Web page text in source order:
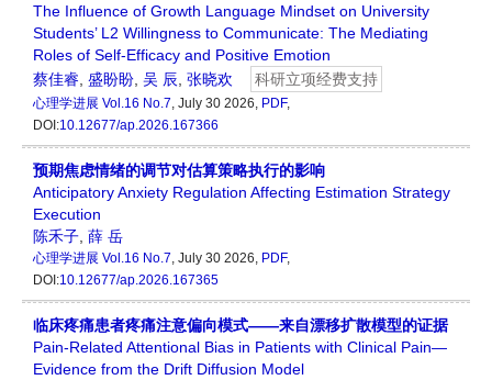
The Influence of Growth Language Mindset on University
Students’ L2 Willingness to Communicate: The Mediating
Roles of Self-Efficacy and Positive Emotion
蔡佳睿 盛盼盼 吴 辰 张晓欢 科研立项经费支持
心理学进展 Vol.16 No.7, July 30 2026, PDF,
DOI:10.12677/ap.2026.167366
预期焦虑情绪的调节对估算策略执行的影响
Anticipatory Anxiety Regulation Affecting Estimation Strategy
Execution
陈禾子 薛 岳
心理学进展 Vol.16 No.7, July 30 2026, PDF,
DOI:10.12677/ap.2026.167365
临床疼痛患者疼痛注意偏向模式——来自漂移扩散模型的证据
Pain-Related Attentional Bias in Patients with Clinical Pain—
Evidence from the Drift Diffusion Model